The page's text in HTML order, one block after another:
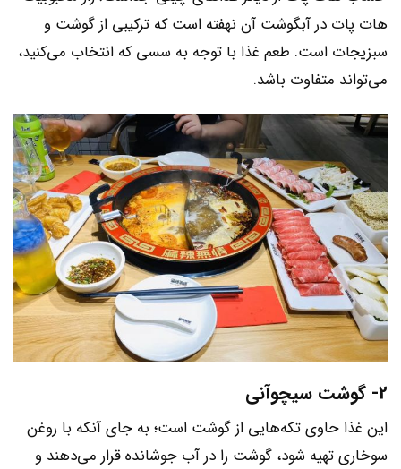
هات پات در آبگوشت آن نهفته است که ترکیبی از گوشت و
سبزیجات است. طعم غذا با توجه به سسی که انتخاب می‌کنید،
می‌تواند متفاوت باشد.
2- گوشت سیچوآنی
این غذا حاوی تکه‌هایی از گوشت است؛ به جای آنکه با روغن
سوخاری تهیه شود، گوشت را در آب جوشانده قرار می‌دهند و